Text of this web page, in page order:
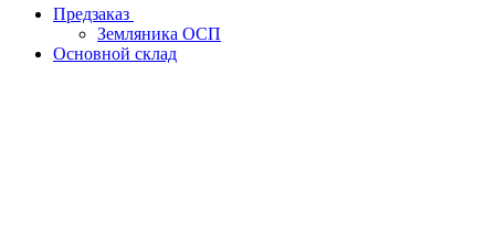
Предзаказ
Земляника ОСП
Основной склад